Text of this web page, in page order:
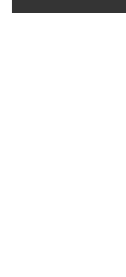
externeexterneexterne